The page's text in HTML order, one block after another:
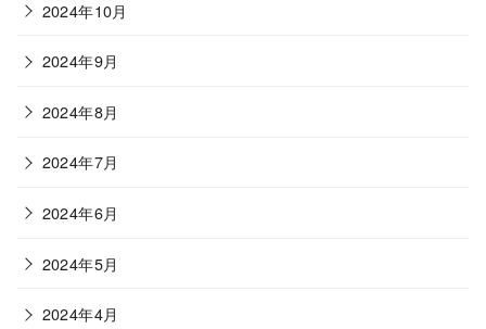
2024年10月
2024年9月
2024年8月
2024年7月
2024年6月
2024年5月
2024年4月